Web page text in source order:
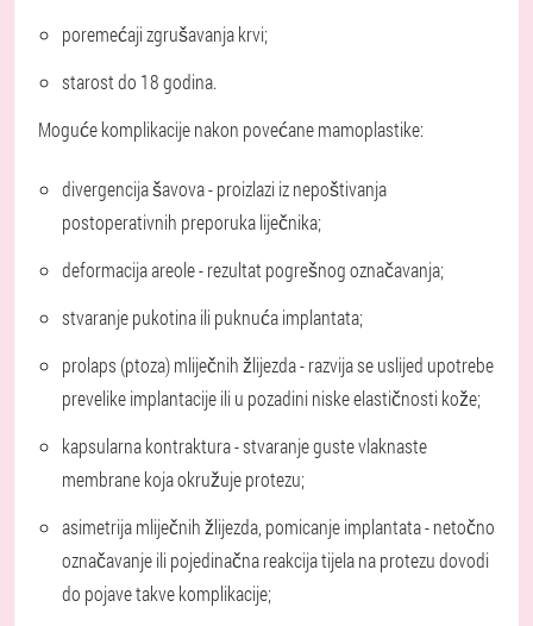
poremećaji zgrušavanja krvi;
starost do 18 godina.
Moguće komplikacije nakon povećane mamoplastike:
divergencija šavova - proizlazi iz nepoštivanja
postoperativnih preporuka liječnika;
deformacija areole - rezultat pogrešnog označavanja;
stvaranje pukotina ili puknuća implantata;
prolaps (ptoza) mliječnih žlijezda - razvija se uslijed upotrebe
prevelike implantacije ili u pozadini niske elastičnosti kože;
kapsularna kontraktura - stvaranje guste vlaknaste
membrane koja okružuje protezu;
asimetrija mliječnih žlijezda, pomicanje implantata - netočno
označavanje ili pojedinačna reakcija tijela na protezu dovodi
do pojave takve komplikacije;